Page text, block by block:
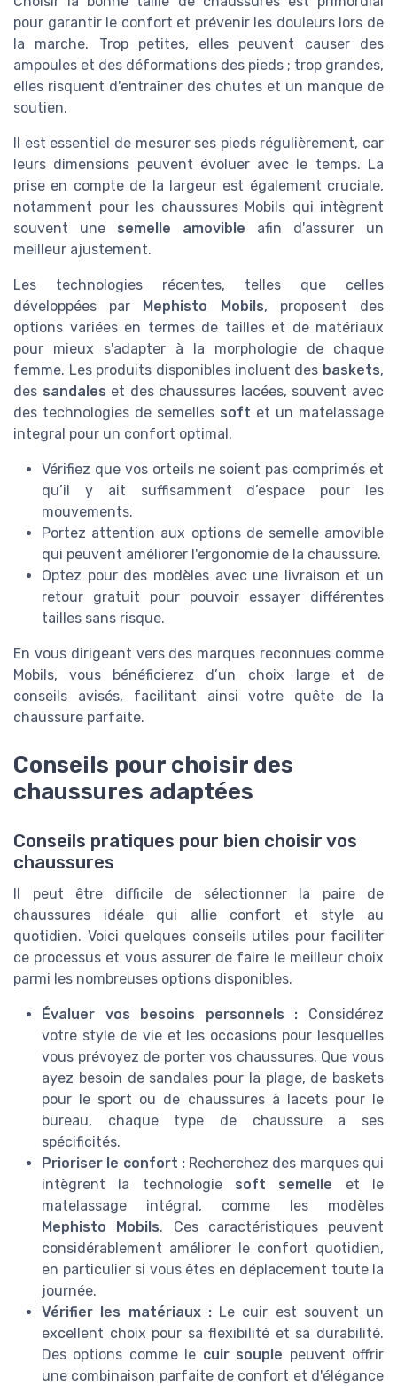
pour garantir le confort et prévenir les douleurs lors de
la marche. Trop petites, elles peuvent causer des
ampoules et des déformations des pieds ; trop grandes,
elles risquent d'entraîner des chutes et un manque de
soutien.
Il est essentiel de mesurer ses pieds régulièrement, car
leurs dimensions peuvent évoluer avec le temps. La
prise en compte de la largeur est également cruciale,
notamment pour les chaussures Mobils qui intègrent
souvent une semelle amovible afin d'assurer un
meilleur ajustement.
Les technologies récentes, telles que celles
développées par Mephisto Mobils, proposent des
options variées en termes de tailles et de matériaux
pour mieux s'adapter à la morphologie de chaque
femme. Les produits disponibles incluent des baskets,
des sandales et des chaussures lacées, souvent avec
des technologies de semelles soft et un matelassage
integral pour un confort optimal.
Vérifiez que vos orteils ne soient pas comprimés et
qu’il y ait suffisamment d’espace pour les
mouvements.
Portez attention aux options de semelle amovible
qui peuvent améliorer l'ergonomie de la chaussure.
Optez pour des modèles avec une livraison et un
retour gratuit pour pouvoir essayer différentes
tailles sans risque.
En vous dirigeant vers des marques reconnues comme
Mobils, vous bénéficierez d’un choix large et de
conseils avisés, facilitant ainsi votre quête de la
chaussure parfaite.
Conseils pour choisir des
chaussures adaptées
Conseils pratiques pour bien choisir vos
chaussures
Il peut être difficile de sélectionner la paire de
chaussures idéale qui allie confort et style au
quotidien. Voici quelques conseils utiles pour faciliter
ce processus et vous assurer de faire le meilleur choix
parmi les nombreuses options disponibles.
Évaluer vos besoins personnels : Considérez
votre style de vie et les occasions pour lesquelles
vous prévoyez de porter vos chaussures. Que vous
ayez besoin de sandales pour la plage, de baskets
pour le sport ou de chaussures à lacets pour le
bureau, chaque type de chaussure a ses
spécificités.
Prioriser le confort :Recherchez des marques qui
intègrent la technologie soft semelle et le
matelassage intégral, comme les modèles
Mephisto Mobils. Ces caractéristiques peuvent
considérablement améliorer le confort quotidien,
en particulier si vous êtes en déplacement toute la
journée.
Vérifier les matériaux :Le cuir est souvent un
excellent choix pour sa flexibilité et sa durabilité.
Des options comme le cuir souple peuvent offrir
une combinaison parfaite de confort et d'élégance